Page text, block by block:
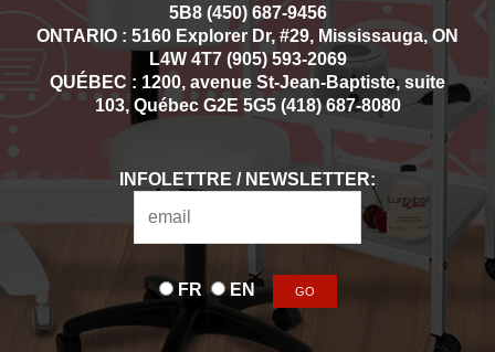
5B8 (450) 687-9456
ONTARIO : 5160 Explorer Dr, #29, Mississauga, ON
L4W 4T7 (905) 593-2069
QUÉBEC : 1200, avenue St-Jean-Baptiste, suite
103, Québec G2E 5G5 (418) 687-8080
INFOLETTRE / NEWSLETTER:
FR EN